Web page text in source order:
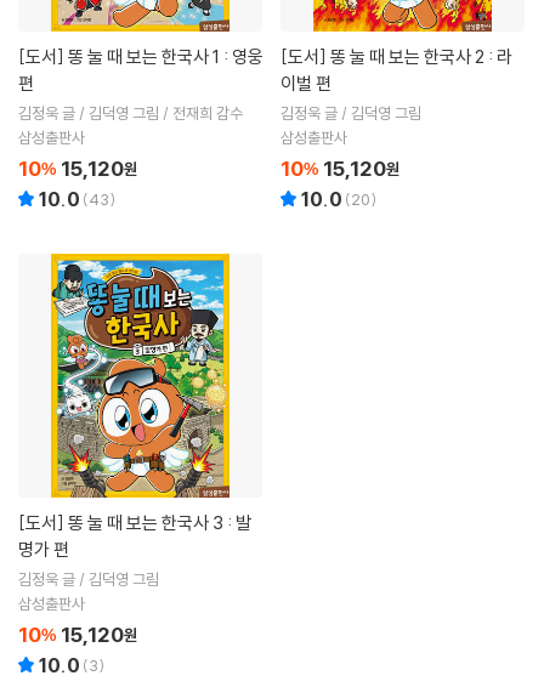
[도서]
편
김정욱 글 / 김덕영 그림 / 전재희 감수
삼성출판사
10% 15,120원
10.0 (43)
[도서]
이벌 편
김정욱 글 / 김덕영 그림
삼성출판사
10% 15,120원
10.0 (20)
[도서]
명가 편
김정욱 글 / 김덕영 그림
삼성출판사
10% 15,120원
10.0 (3)